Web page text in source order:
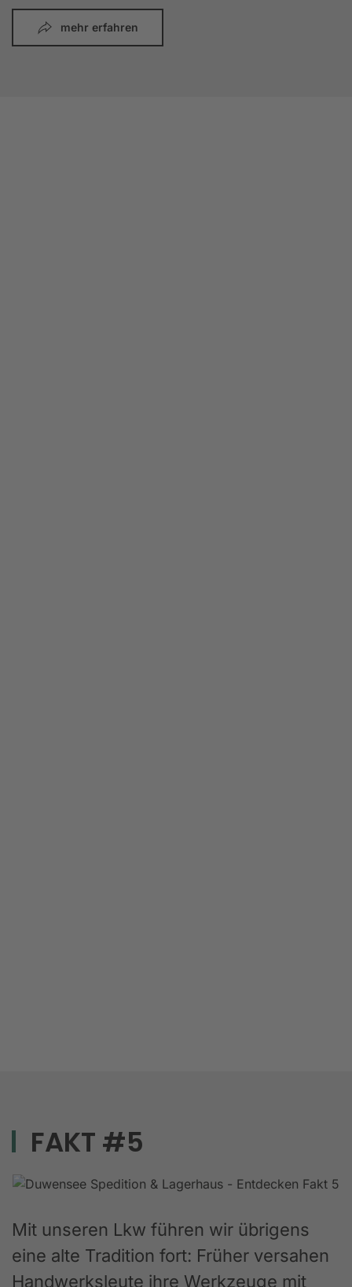
mehr erfahren
FAKT #5
Mit unseren Lkw führen wir übrigens
eine alte Tradition fort: Früher versahen
Handwerksleute ihre Werkzeuge mit